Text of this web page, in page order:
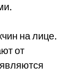
на лице.
от